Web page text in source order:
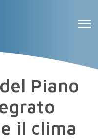
Piano
il clima